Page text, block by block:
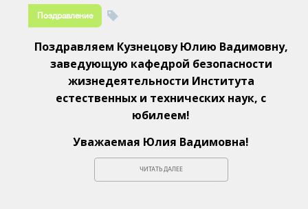
Поздравление
Поздравляем Кузнецову Юлию Вадимовну,
заведующую кафедрой безопасности
жизнедеятельности Института
естественных и технических наук, с
юбилеем!
Уважаемая Юлия Вадимовна!
ЧИТАТЬ ДАЛЕЕ